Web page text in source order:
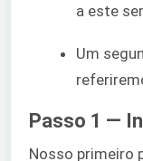
a este
Um
Passo 1 —
Nosso primeiro